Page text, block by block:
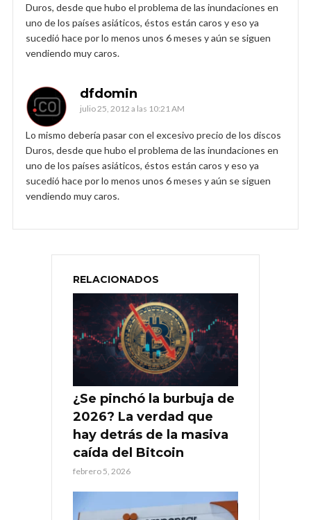
Duros, desde que hubo el problema de las inundaciones en
uno de los países asiáticos, éstos están caros y eso ya
sucedió hace por lo menos unos 6 meses y aún se siguen
vendiendo muy caros.
dfdomin
julio 25, 2012 a las 10:21 AM
Lo mismo debería pasar con el excesivo precio de los discos
Duros, desde que hubo el problema de las inundaciones en
uno de los países asiáticos, éstos están caros y eso ya
sucedió hace por lo menos unos 6 meses y aún se siguen
vendiendo muy caros.
RELACIONADOS
¿Se pinchó la burbuja de
2026? La verdad que
hay detrás de la masiva
caída del Bitcoin
febrero 5, 2026